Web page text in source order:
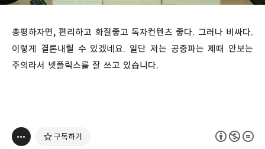
총평하자면, 편리하고 화질좋고 독자컨텐츠 좋다. 그러나 비싸다.
이렇게 결론내릴 수 있겠네요. 일단 저는 공중파는 제때 안보는
주의라서 넷플릭스를 잘 쓰고 있습니다.
구독하기